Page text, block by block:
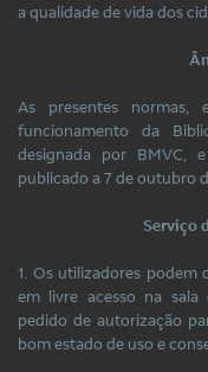
a qualidade de vida dos
As presentes normas,
funcionamento da
designada por BMVC,
publicado a 7 de outubro
Serviço
1. Os utilizadores podem
em livre acesso na sala
pedido de autorização
bom estado de uso e